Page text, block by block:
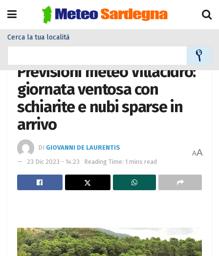
Cerca la tua località
Previsioni meteo Villacidro:
giornata ventosa con
schiarite e nubi sparse in
arrivo
DI GIOVANNI DE LAURENTIS
23 Dic 2023 - 14:23
Reading Time: 1 mins read
AA